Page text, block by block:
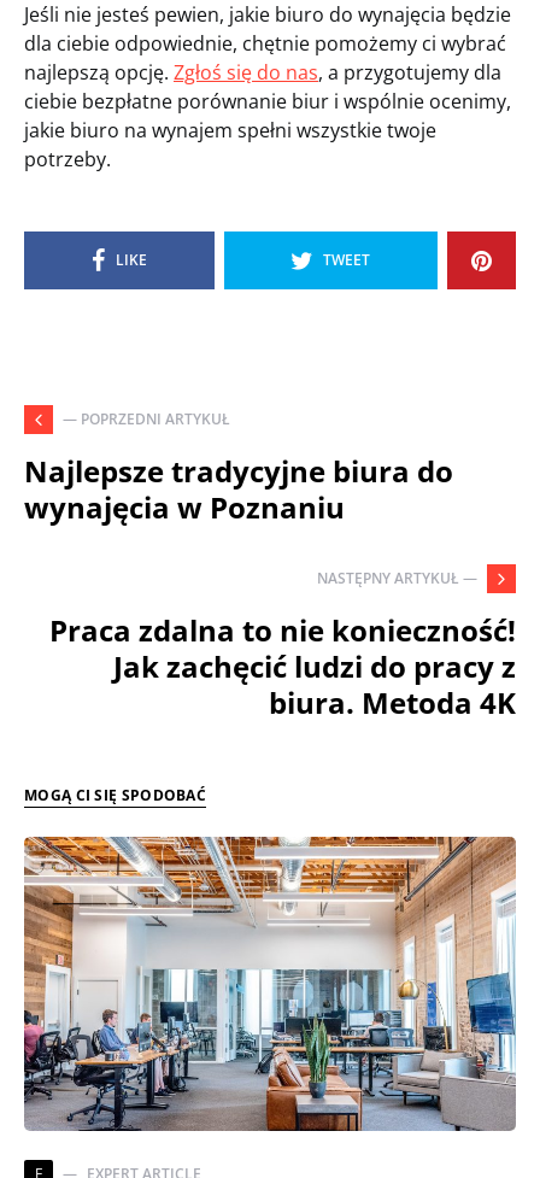
Jeśli nie jesteś pewien, jakie biuro do wynajęcia będzie
dla ciebie odpowiednie, chętnie pomożemy ci wybrać
najlepszą opcję. Zgłoś się do nas, a przygotujemy dla
ciebie bezpłatne porównanie biur i wspólnie ocenimy,
jakie biuro na wynajem spełni wszystkie twoje
potrzeby.
LIKE TWEET
— POPRZEDNI ARTYKUŁ
Najlepsze tradycyjne biura do
wynajęcia w Poznaniu
NASTĘPNY ARTYKUŁ —
Praca zdalna to nie konieczność!
Jak zachęcić ludzi do pracy z
biura. Metoda 4K
MOGĄ CI SIĘ SPODOBAĆ